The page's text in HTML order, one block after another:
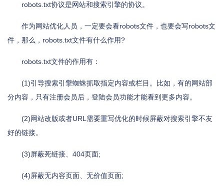
robots.txt协议是网站和搜索引擎的协议。
作为网站优化人员，一定要会看robots文件，也要会写robots文
件，那么，robots.txt文件有什么作用?
robots.txt文件的作用有：
(1)引导搜索引擎蜘蛛抓取指定内容或栏目。比如，有的网站部
分内容，只有注册会员后，登陆会员功能才能看到更多内容。
(2)网站改版或者URL需要重写优化的时候屏蔽对搜索引擎不友
好的链接。
(3)屏蔽死链接、404页面;
(4)屏蔽无内容页面、无价值页面;